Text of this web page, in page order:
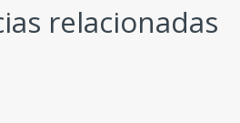
relacionadas